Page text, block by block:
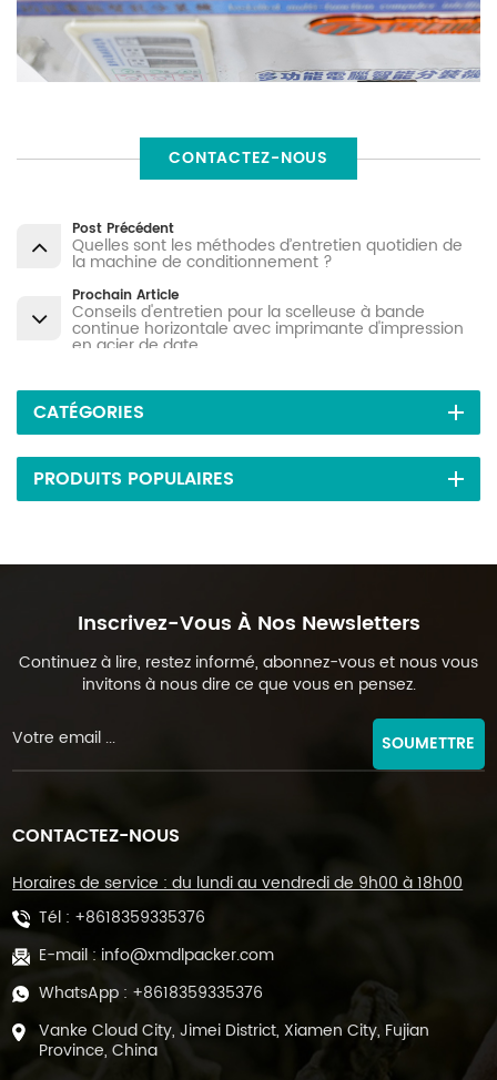
CONTACTEZ-NOUS
Post Précédent
Quelles sont les méthodes d’entretien quotidien de
la machine de conditionnement ?
Prochain Article
Conseils d'entretien pour la scelleuse à bande
continue horizontale avec imprimante d'impression
en acier de date
CATÉGORIES
PRODUITS POPULAIRES
Inscrivez-Vous À Nos Newsletters
Continuez à lire, restez informé, abonnez-vous et nous vous
invitons à nous dire ce que vous en pensez.
SOUMETTRE
CONTACTEZ-NOUS
Horaires de service : du lundi au vendredi de 9h00 à 18h00
Tél : +8618359335376
E-mail : info@xmdlpacker.com
WhatsApp : +8618359335376
Vanke Cloud City, Jimei District, Xiamen City, Fujian
Province, China